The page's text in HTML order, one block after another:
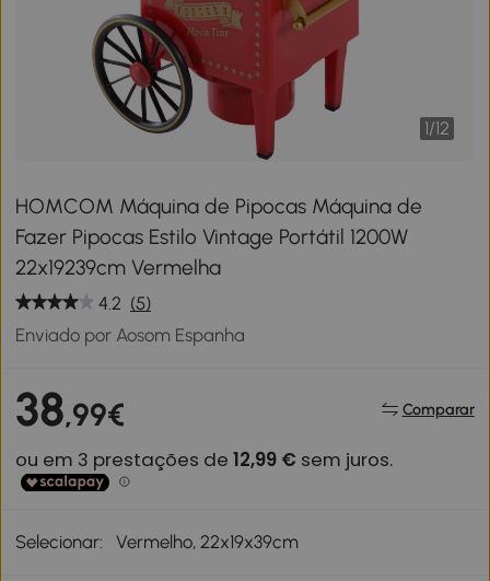
1/12
HOMCOM Máquina de Pipocas Máquina de
Fazer Pipocas Estilo Vintage Portátil 1200W
22x19239cm Vermelha
4.2 (5)
Enviado por Aosom Espanha
38,99€ Comparar
Selecionar: Vermelho, 22x19x39cm